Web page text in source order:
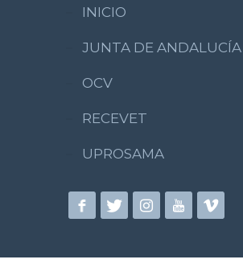
INICIO
JUNTA DE ANDALUCÍA
OCV
RECEVET
UPROSAMA